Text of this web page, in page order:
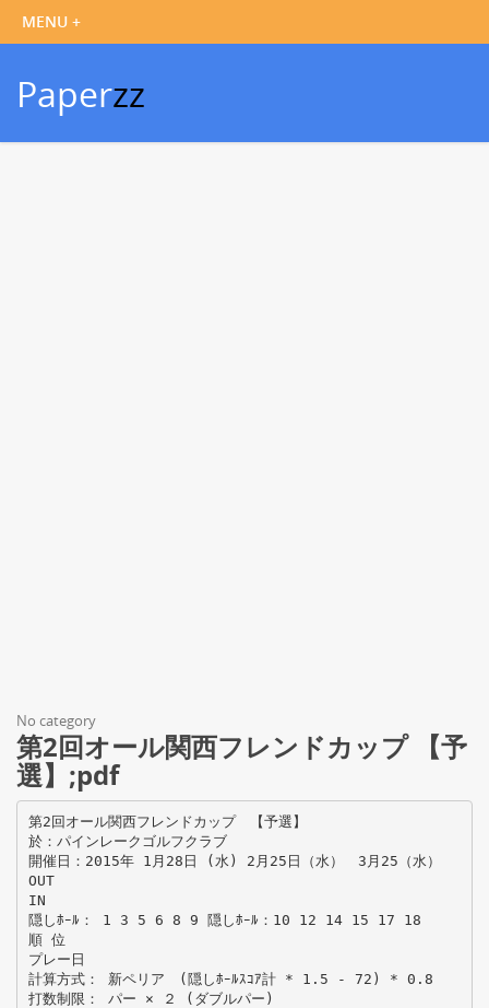
Paperzz
No category
第2回オール関西フレンドカップ 【予
選】;pdf
第2回オール関西フレンドカップ 【予選】
於：パインレークゴルフクラブ
開催日：2015年 1月28日 (水) 2月25日（水） 3月25（水）
OUT
IN
隠しﾎｰﾙ： 1 3 5 6 8 9 隠しﾎｰﾙ：10 12 14 15 17 18
順 位
プレー日
計算方式： 新ペリア (隠しﾎｰﾙｽｺｱ計 * 1.5 - 72) * 0.8
打数制限： パー × ２ (ダブルパー)